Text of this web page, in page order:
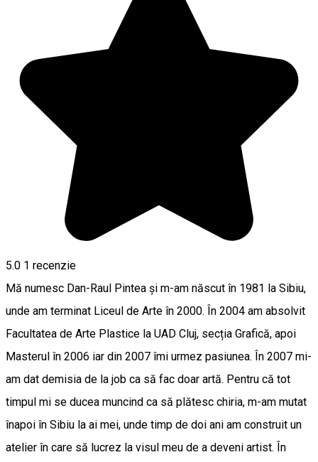
5.0 1 recenzie
Mă numesc Dan-Raul Pintea și m-am născut în 1981 la Sibiu,
unde am terminat Liceul de Arte în 2000. În 2004 am absolvit
Facultatea de Arte Plastice la UAD Cluj, secția Grafică, apoi
Masterul în 2006 iar din 2007 îmi urmez pasiunea. În 2007 mi-
am dat demisia de la job ca să fac doar artă. Pentru că tot
timpul mi se ducea muncind ca să plătesc chiria, m-am mutat
înapoi în Sibiu la ai mei, unde timp de doi ani am construit un
atelier în care să lucrez la visul meu de a deveni artist. În